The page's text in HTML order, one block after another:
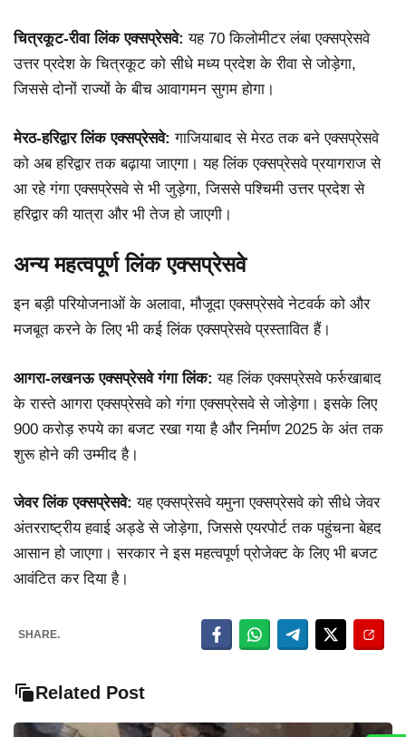
चित्रकूट-रीवा लिंक एक्सप्रेसवे: यह 70 किलोमीटर लंबा एक्सप्रेसवे
उत्तर प्रदेश के चित्रकूट को सीधे मध्य प्रदेश के रीवा से जोड़ेगा,
जिससे दोनों राज्यों के बीच आवागमन सुगम होगा।
मेरठ-हरिद्वार लिंक एक्सप्रेसवे: गाजियाबाद से मेरठ तक बने एक्सप्रेसवे
को अब हरिद्वार तक बढ़ाया जाएगा। यह लिंक एक्सप्रेसवे प्रयागराज से
आ रहे गंगा एक्सप्रेसवे से भी जुड़ेगा, जिससे पश्चिमी उत्तर प्रदेश से
हरिद्वार की यात्रा और भी तेज हो जाएगी।
अन्य महत्वपूर्ण लिंक एक्सप्रेसवे
इन बड़ी परियोजनाओं के अलावा, मौजूदा एक्सप्रेसवे नेटवर्क को और
मजबूत करने के लिए भी कई लिंक एक्सप्रेसवे प्रस्तावित हैं।
आगरा-लखनऊ एक्सप्रेसवे गंगा लिंक: यह लिंक एक्सप्रेसवे फर्रुखाबाद
के रास्ते आगरा एक्सप्रेसवे को गंगा एक्सप्रेसवे से जोड़ेगा। इसके लिए
900 करोड़ रुपये का बजट रखा गया है और निर्माण 2025 के अंत तक
शुरू होने की उम्मीद है।
जेवर लिंक एक्सप्रेसवे: यह एक्सप्रेसवे यमुना एक्सप्रेसवे को सीधे जेवर
अंतरराष्ट्रीय हवाई अड्डे से जोड़ेगा, जिससे एयरपोर्ट तक पहुंचना बेहद
आसान हो जाएगा। सरकार ने इस महत्वपूर्ण प्रोजेक्ट के लिए भी बजट
आवंटित कर दिया है।
SHARE.
Related Post